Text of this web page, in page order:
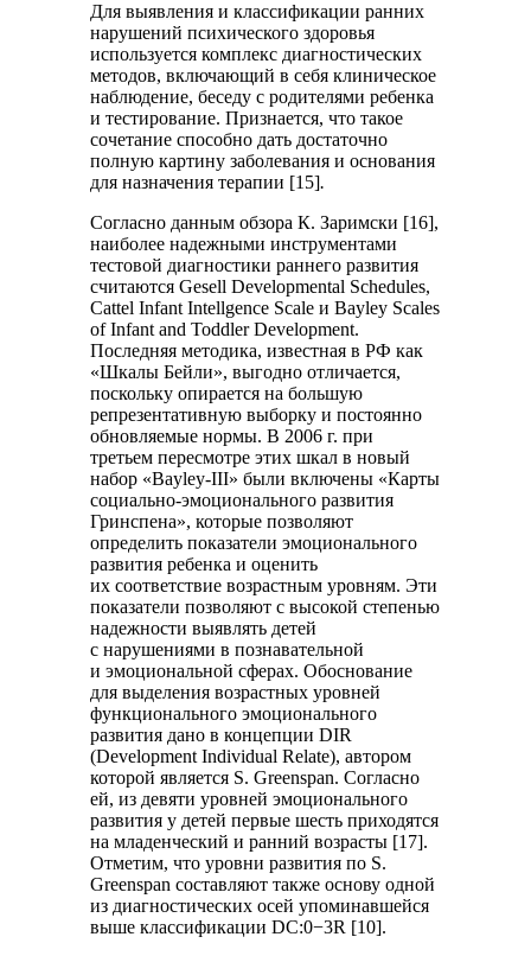
Для выявления и классификации ранних
нарушений психического здоровья
используется комплекс диагностических
методов, включающий в себя клиническое
наблюдение, беседу с родителями ребенка
и тестирование. Признается, что такое
сочетание способно дать достаточно
полную картину заболевания и основания
для назначения терапии [15].
Согласно данным обзора К. Заримски [16],
наиболее надежными инструментами
тестовой диагностики раннего развития
считаются Gesell Developmental Schedules,
Сattel Infant Intellgence Scale и Bayley Scales
of Infant and Toddler Development.
Последняя методика, известная в РФ как
«Шкалы Бейли», выгодно отличается,
поскольку опирается на большую
репрезентативную выборку и постоянно
обновляемые нормы. В 2006 г. при
третьем пересмотре этих шкал в новый
набор «Bayley-III» были включены «Карты
социально-эмоционального развития
Гринспена», которые позволяют
определить показатели эмоционального
развития ребенка и оценить
их соответствие возрастным уровням. Эти
показатели позволяют с высокой степенью
надежности выявлять детей
с нарушениями в познавательной
и эмоциональной сферах. Обоснование
для выделения возрастных уровней
функционального эмоционального
развития дано в концепции DIR
(Development Individual Relate), автором
которой является S. Greenspan. Согласно
ей, из девяти уровней эмоционального
развития у детей первые шесть приходятся
на младенческий и ранний возрасты [17].
Отметим, что уровни развития по S.
Greenspan составляют также основу одной
из диагностических осей упоминавшейся
выше классификации DC:0−3R [10].